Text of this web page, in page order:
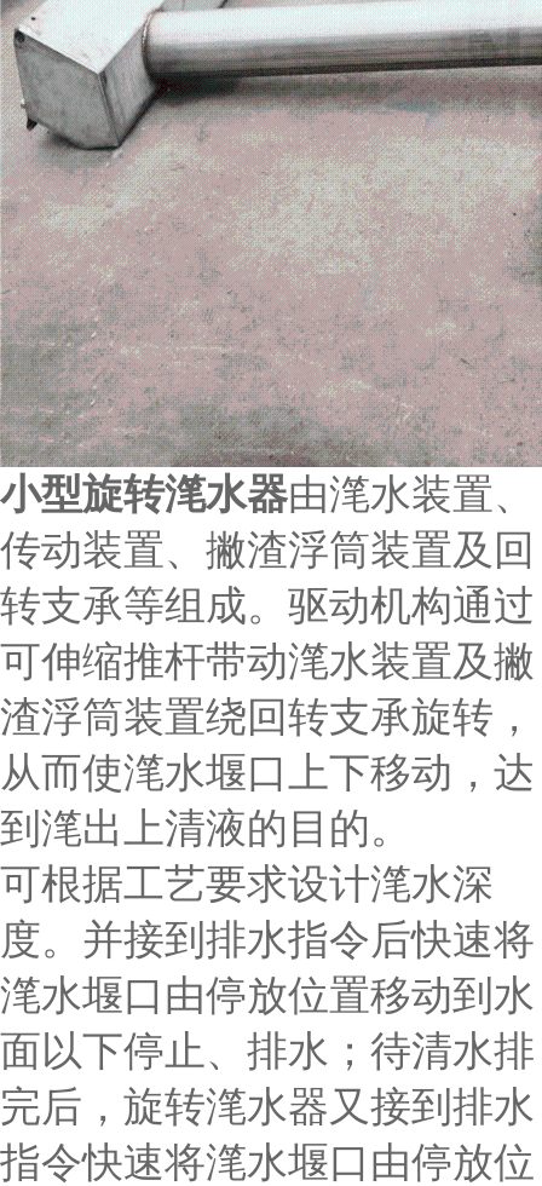
小型旋转滗水器由滗水装置、
传动装置、撇渣浮筒装置及回
转支承等组成。驱动机构通过
可伸缩推杆带动滗水装置及撇
渣浮筒装置绕回转支承旋转，
从而使滗水堰口上下移动，达
到滗出上清液的目的。
可根据工艺要求设计滗水深
度。并接到排水指令后快速将
滗水堰口由停放位置移动到水
面以下停止、排水；待清水排
完后，旋转滗水器又接到排水
指令快速将滗水堰口由停放位